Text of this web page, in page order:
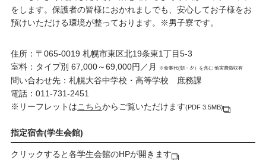
をします。保護者の皆様におかれましでも、安心してお子様をお
預けいただける環境が整っております。※男子寮です。
住所：〒065-0019 札幌市東区北19条東1丁目5-3
室料：タイプ別 67,000～69,000円／月
※食事代(朝・夕）を含む 他実費徴収有
問い合わせ先：札幌大谷中学校・高等学校 庶務課
電話：011-731-2451
※リーフレットはこちらからご覧いただけます(PDF 3.5MB)
指定宿舎(学生会館)
クリックすると各学生会館のHPが開きます